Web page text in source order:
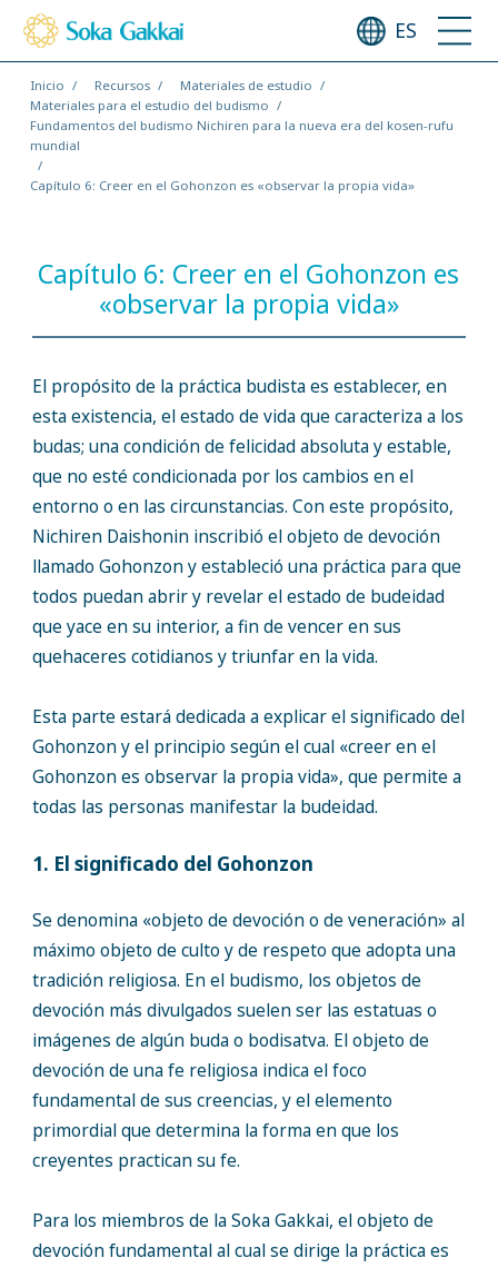
ES
Inicio Recursos
Materiales de estudio
Materiales para el estudio del budismo
Fundamentos del budismo Nichiren para la nueva era del kosen-rufu
mundial
Capítulo 6: Creer en el Gohonzon es «observar la propia vida»
Capítulo 6: Creer en el Gohonzon es
«observar la propia vida»
El propósito de la práctica budista es establecer, en
esta existencia, el estado de vida que caracteriza a los
budas; una condición de felicidad absoluta y estable,
que no esté condicionada por los cambios en el
entorno o en las circunstancias. Con este propósito,
Nichiren Daishonin inscribió el objeto de devoción
llamado Gohonzon y estableció una práctica para que
todos puedan abrir y revelar el estado de budeidad
que yace en su interior, a fin de vencer en sus
quehaceres cotidianos y triunfar en la vida.
Esta parte estará dedicada a explicar el significado del
Gohonzon y el principio según el cual «creer en el
Gohonzon es observar la propia vida», que permite a
todas las personas manifestar la budeidad.
1. El significado del Gohonzon
Se denomina «objeto de devoción o de veneración» al
máximo objeto de culto y de respeto que adopta una
tradición religiosa. En el budismo, los objetos de
devoción más divulgados suelen ser las estatuas o
imágenes de algún buda o bodisatva. El objeto de
devoción de una fe religiosa indica el foco
fundamental de sus creencias, y el elemento
primordial que determina la forma en que los
creyentes practican su fe.
Para los miembros de la Soka Gakkai, el objeto de
devoción fundamental al cual se dirige la práctica es